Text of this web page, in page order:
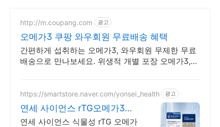
http://m.coupang.com 광고
오메가3 쿠팡 와우회원 무료배송 혜택
간편하게 섭취하는 오메가3, 와우회원 무제한 무료
배송으로 만나보세요. 위생적 개별 포장 오메가3,
https://smartstore.naver.com/yonsei_health 광고
연세 사이언스 rTG오메가3
8/3~8/9 에너지충전
연세 사이언스 식물성 rTG 오메가